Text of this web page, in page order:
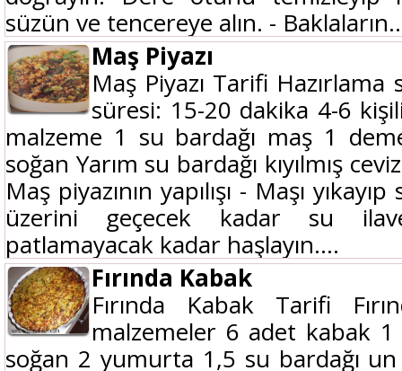
süzün ve tencereye alın. -
Maş Piyazı
Maş Piyazı Tarifi
süresi: 15-20 dakika 4-6
malzeme 1 su bardağı maş 1
soğan Yarım su bardağı kıyılmış
Maş piyazının yapılışı - Maşı
üzerini geçecek kadar su
patlamayacak kadar haşlayın....
Fırında Kabak
Fırında Kabak Tarifi
malzemeler 6 adet kabak
soğan 2 yumurta 1,5 su bardağı